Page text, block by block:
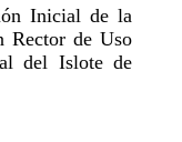
Inicial de la
Rector de Uso
del Islote de